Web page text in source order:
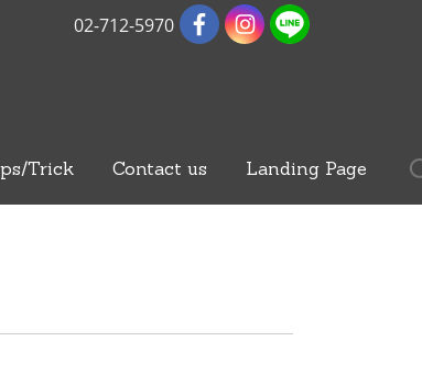
02-712-5970
Trick Contact us Landing Page